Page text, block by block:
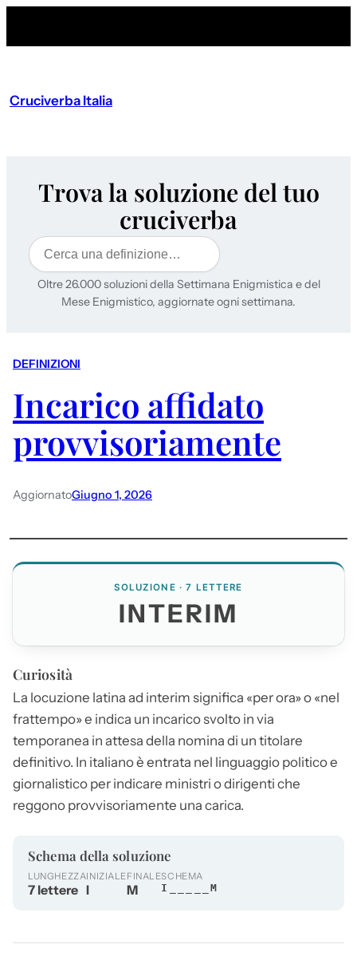
Cruciverba Italia
Trova la soluzione del tuo
cruciverba
Cerca
Oltre 26.000 soluzioni della Settimana Enigmistica e del
Mese Enigmistico, aggiornate ogni settimana.
DEFINIZIONI
Incarico affidato
provvisoriamente
AggiornatoGiugno 1, 2026
SOLUZIONE · 7 LETTERE
INTERIM
Curiosità
La locuzione latina ad interim significa «per ora» o «nel
frattempo» e indica un incarico svolto in via
temporanea in attesa della nomina di un titolare
definitivo. In italiano è entrata nel linguaggio politico e
giornalistico per indicare ministri o dirigenti che
reggono provvisoriamente una carica.
Schema della soluzione
LUNGHEZZA
7 lettere
INIZIALE
I
FINALE
M
SCHEMA
I_____M